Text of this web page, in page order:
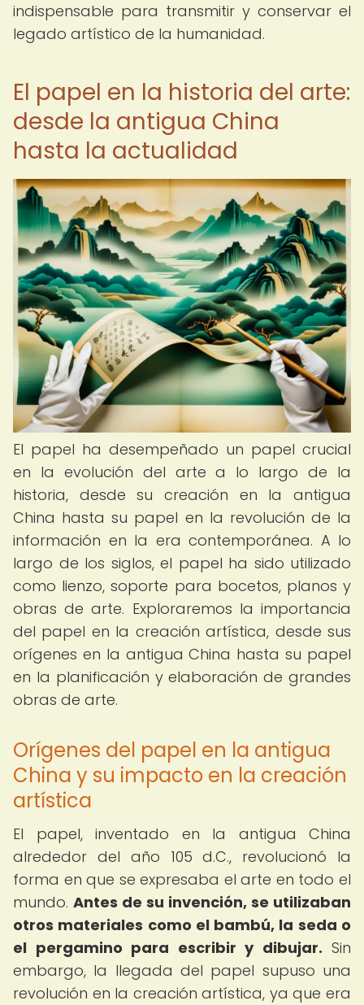
indispensable para transmitir y conservar el
legado artístico de la humanidad.
El papel en la historia del arte:
desde la antigua China
hasta la actualidad
El papel ha desempeñado un papel crucial
en la evolución del arte a lo largo de la
historia, desde su creación en la antigua
China hasta su papel en la revolución de la
información en la era contemporánea. A lo
largo de los siglos, el papel ha sido utilizado
como lienzo, soporte para bocetos, planos y
obras de arte. Exploraremos la importancia
del papel en la creación artística, desde sus
orígenes en la antigua China hasta su papel
en la planificación y elaboración de grandes
obras de arte.
Orígenes del papel en la antigua
China y su impacto en la creación
artística
El papel, inventado en la antigua China
alrededor del año 105 d.C., revolucionó la
forma en que se expresaba el arte en todo el
mundo. Antes de su invención, se utilizaban
otros materiales como el bambú, la seda o
el pergamino para escribir y dibujar. Sin
embargo, la llegada del papel supuso una
revolución en la creación artística, ya que era